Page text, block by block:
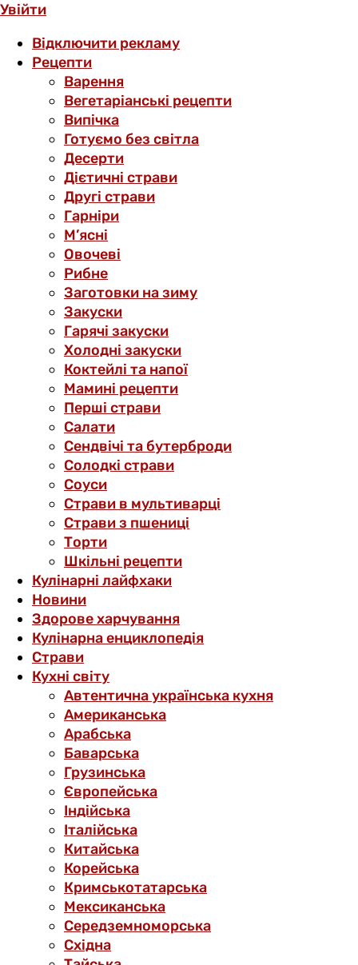
Увійти
Відключити рекламу
Рецепти
Варення
Вегетаріанські рецепти
Випічка
Готуємо без світла
Десерти
Дієтичні страви
Другі страви
Гарніри
М’ясні
Овочеві
Рибне
Заготовки на зиму
Закуски
Гарячі закуски
Холодні закуски
Коктейлі та напої
Мамині рецепти
Перші страви
Салати
Сендвічі та бутерброди
Солодкі страви
Соуси
Страви в мультиварці
Страви з пшениці
Торти
Шкільні рецепти
Кулінарні лайфхаки
Новини
Здорове харчування
Кулінарна енциклопедія
Страви
Кухні світу
Автентична українська кухня
Американська
Арабська
Баварська
Грузинська
Європейська
Індійська
Італійська
Китайська
Корейська
Кримськотатарська
Мексиканська
Середземноморська
Східна